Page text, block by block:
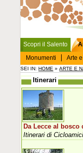
Scopri il Salento
Monumenti
Arte
SEI IN:HOME »ARTE E
Itinerari
Da Lecce al bosco
Itinerari di